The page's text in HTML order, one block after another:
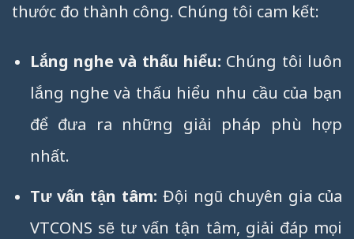
thước đo thành công. Chúng tôi cam kết:
Lắng nghe và thấu hiểu: Chúng tôi luôn
lắng nghe và thấu hiểu nhu cầu của bạn
để đưa ra những giải pháp phù hợp
nhất.
Tư vấn tận tâm: Đội ngũ chuyên gia của
VTCONS sẽ tư vấn tận tâm, giải đáp mọi